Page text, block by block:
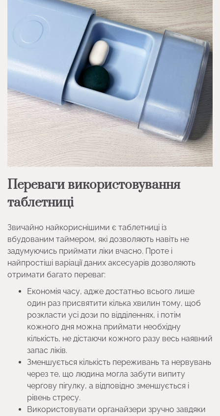
Переваги використовування
таблетниці
Звичайно найкориснішими є таблетниці із
вбудованим таймером, які дозволяють навіть не
задумуючись приймати ліки вчасно. Проте і
найпростіші варіації даних аксесуарів дозволяють
отримати багато переваг:
Економія часу, адже достатньо всього лише
один раз присвятити кілька хвилин тому, щоб
розкласти усі дози по відділеннях, і потім
кожного дня можна приймати необхідну
кількість, не дістаючи кожного разу весь наявний
запас ліків.
Зменшується кількість переживань та нервувань
через те, що людина могла забути випиту
чергову пігулку, а відповідно зменшується і
рівень стресу.
Використовувати органайзери зручно завдяки